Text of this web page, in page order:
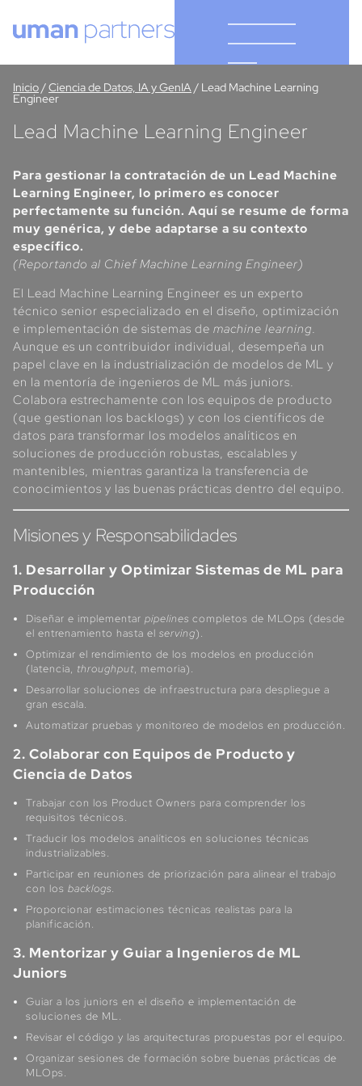
Inicio/Ciencia de Datos, IA y GenIA/ Lead Machine Learning
Engineer
Lead Machine Learning Engineer
Para gestionar la contratación de un Lead Machine
Learning Engineer, lo primero es conocer
perfectamente su función. Aquí se resume de forma
muy genérica, y debe adaptarse a su contexto
específico.
(Reportando al Chief Machine Learning Engineer)
El Lead Machine Learning Engineer es un experto
técnico senior especializado en el diseño, optimización
e implementación de sistemas de machine learning.
Aunque es un contribuidor individual, desempeña un
papel clave en la industrialización de modelos de ML y
en la mentoría de ingenieros de ML más juniors.
Colabora estrechamente con los equipos de producto
(que gestionan los backlogs) y con los científicos de
datos para transformar los modelos analíticos en
soluciones de producción robustas, escalables y
mantenibles, mientras garantiza la transferencia de
conocimientos y las buenas prácticas dentro del equipo.
Misiones y Responsabilidades
1. Desarrollar y Optimizar Sistemas de ML para
Producción
Diseñar e implementar pipelines completos de MLOps (desde
el entrenamiento hasta el serving).
Optimizar el rendimiento de los modelos en producción
(latencia, throughput, memoria).
Desarrollar soluciones de infraestructura para despliegue a
gran escala.
Automatizar pruebas y monitoreo de modelos en producción.
2. Colaborar con Equipos de Producto y
Ciencia de Datos
Trabajar con los Product Owners para comprender los
requisitos técnicos.
Traducir los modelos analíticos en soluciones técnicas
industrializables.
Participar en reuniones de priorización para alinear el trabajo
con los backlogs.
Proporcionar estimaciones técnicas realistas para la
planificación.
3. Mentorizar y Guiar a Ingenieros de ML
Juniors
Guiar a los juniors en el diseño e implementación de
soluciones de ML.
Revisar el código y las arquitecturas propuestas por el equipo.
Organizar sesiones de formación sobre buenas prácticas de
MLOps.